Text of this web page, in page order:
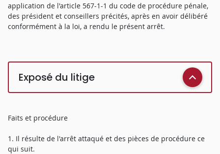
application de l'article 567-1-1 du code de procédure pénale,
des président et conseillers précités, après en avoir délibéré
conformément à la loi, a rendu le présent arrêt.
Exposé du litige
Faits et procédure
1. Il résulte de l'arrêt attaqué et des pièces de procédure ce
qui suit.